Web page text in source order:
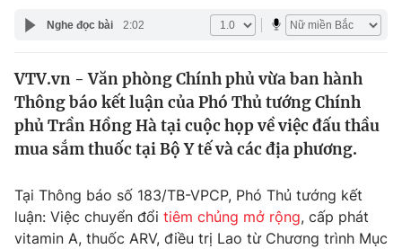
Thế giới
Tin tức
Câu chuyện quốc tế
Tài chính
Thị trường
Dữ liệu và đời sống
Giáo dục
Nghe đọc bài 2:02
VTV.vn - Văn phòng Chính phủ vừa ban hành
Thông báo kết luận của Phó Thủ tướng Chính
phủ Trần Hồng Hà tại cuộc họp về việc đấu thầu
mua sắm thuốc tại Bộ Y tế và các địa phương.
Tại Thông báo số 183/TB-VPCP, Phó Thủ tướng kết
luận: Việc chuyển đổi tiêm chủng mở rộng, cấp phát
vitamin A, thuốc ARV, điều trị Lao từ Chương trình Mục